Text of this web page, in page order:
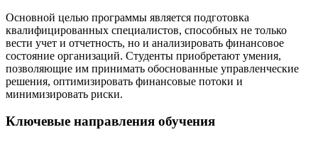
Основной целью программы является подготовка
квалифицированных специалистов, способных не только
вести учет и отчетность, но и анализировать финансовое
состояние организаций. Студенты приобретают умения,
позволяющие им принимать обоснованные управленческие
решения, оптимизировать финансовые потоки и
минимизировать риски.
Ключевые направления обучения